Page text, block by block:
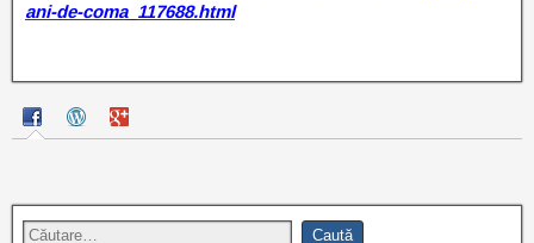
ani-de-coma_117688.html